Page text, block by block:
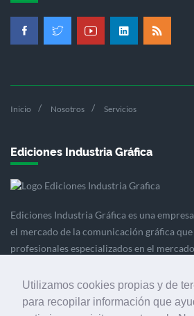
Utilizamos cookies propias y de
para recopilar información que
Inicio Nosotros Servicios
Ediciones Industria Gráfica
Ediciones Industria Gráfica es una
el mercado de la comunicación gráfica
profesionales especializados en el